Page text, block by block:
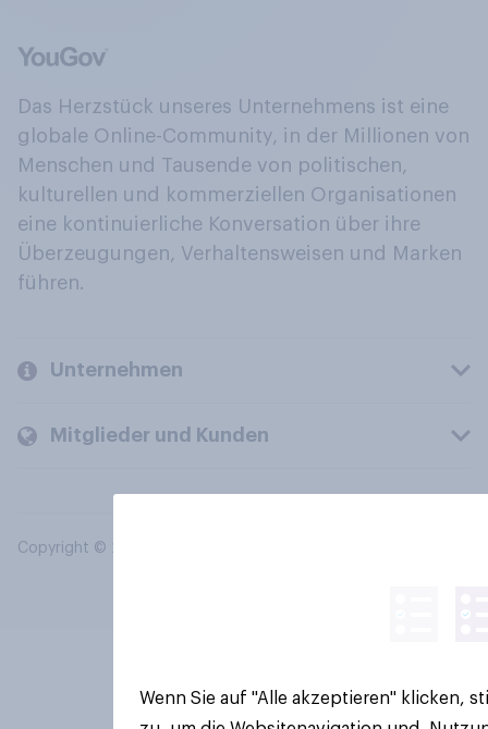
Das Herzstück unseres Unternehmens ist eine
globale Online-Community, in der Millionen von
Menschen und Tausende von politischen,
kulturellen und kommerziellen Organisationen
eine kontinuierliche Konversation über ihre
Überzeugungen, Verhaltensweisen und Marken
führen.
Unternehmen
Mitglieder und Kunden
Copyright © 2026 YouGov PLC. Alle Rechte vorbehalten.
Wenn Sie auf "Alle akzeptieren" klicken,